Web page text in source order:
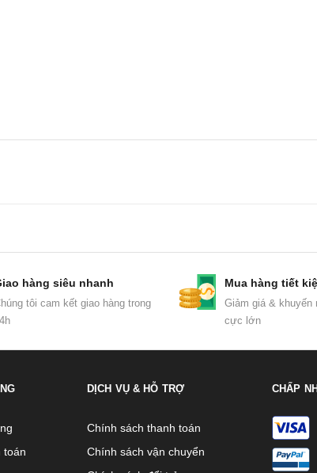
hàng siêu nhanh
tôi cam kết giao hàng trong
Mua hàng tiết
Giảm giá &
cực lớn
toán
DỊCH VỤ & HỖ TRỢ
Chính sách thanh toán
Chính sách vận chuyển
CHẤP